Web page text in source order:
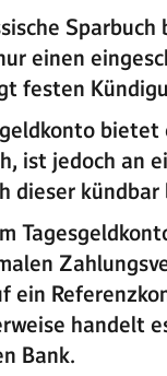
Sparbuch
einen
festen
bietet
ist jedoch an
dieser
ein
handelt
Bank.